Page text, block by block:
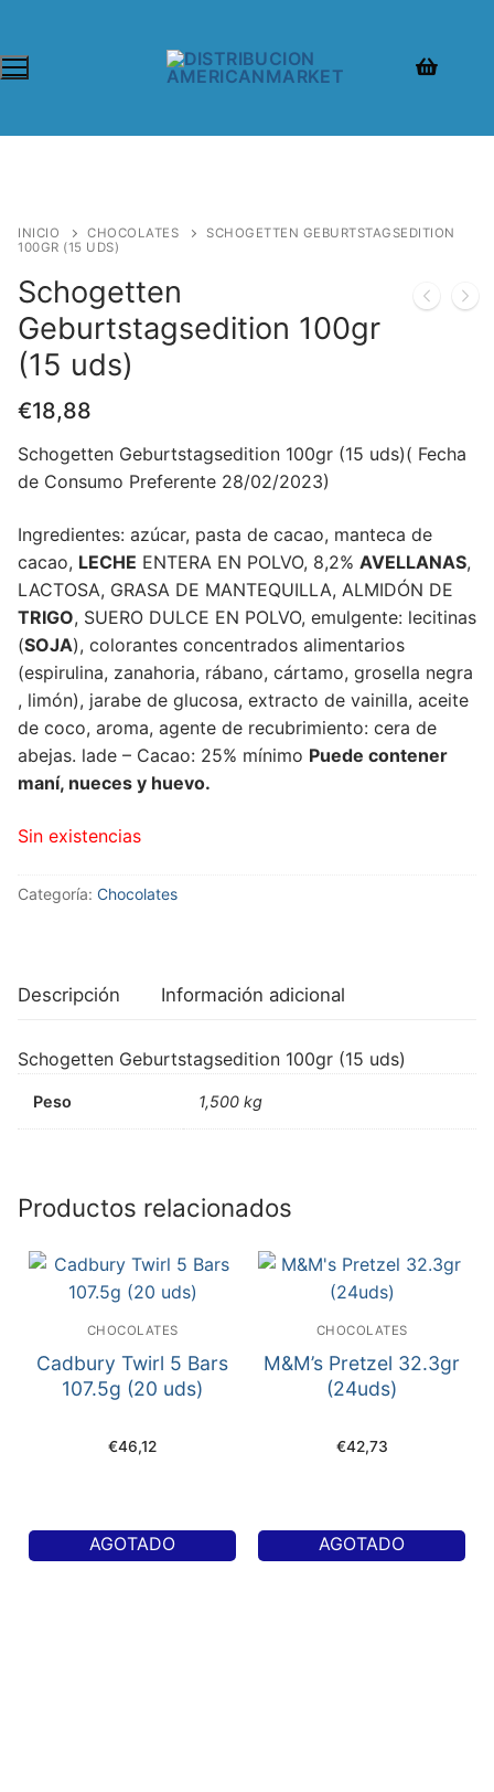
INICIO CHOCOLATES
SCHOGETTEN GEBURTSTAGSEDITION
100GR (15 UDS)
Schogetten
Geburtstagsedition 100gr
(15 uds)
€18,88
Schogetten Geburtstagsedition 100gr (15 uds)( Fecha
de Consumo Preferente 28/02/2023)
Ingredientes: azúcar, pasta de cacao, manteca de
cacao, LECHE ENTERA EN POLVO, 8,2% AVELLANAS,
LACTOSA, GRASA DE MANTEQUILLA, ALMIDÓN DE
TRIGO, SUERO DULCE EN POLVO, emulgente: lecitinas
(SOJA), colorantes concentrados alimentarios
(espirulina, zanahoria, rábano, cártamo, grosella negra
, limón), jarabe de glucosa, extracto de vainilla, aceite
de coco, aroma, agente de recubrimiento: cera de
abejas. lade – Cacao: 25% mínimo Puede contener
maní, nueces y huevo.
Sin existencias
Categoría: Chocolates
Descripción Información adicional
Schogetten Geburtstagsedition 100gr (15 uds)
Peso 1,500 kg
Productos relacionados
CHOCOLATES
Cadbury Twirl 5 Bars
107.5g (20 uds)
€46,12
AGOTADO
CHOCOLATES
M&M’s Pretzel 32.3gr
(24uds)
€42,73
AGOTADO